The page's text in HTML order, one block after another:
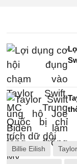
Billie Eilish